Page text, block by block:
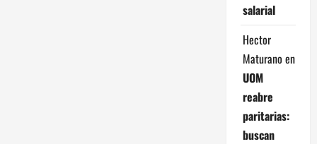
salarial
Hector
Maturano en
UOM
reabre
paritarias:
buscan